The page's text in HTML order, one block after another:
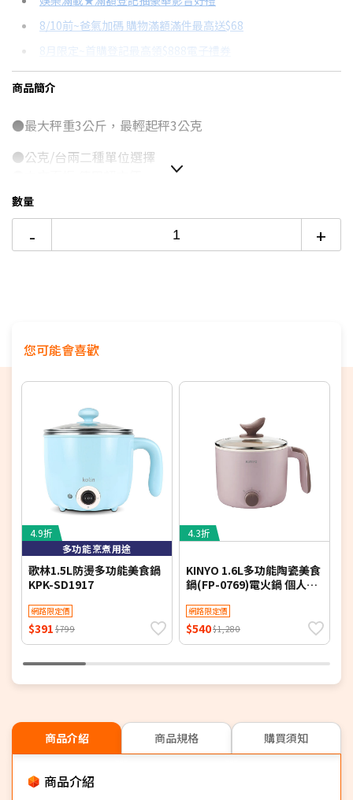
分期數
12期
24期
每期金額
$24
配合銀行/業者
8/10前~爸氣加碼 購物滿額滿件最高送$68
8月限定~首購登記最高領$888電子禮券
台灣大哥大Open Possible聯名卡滿額最高回饋25%
電視降到底破盤
商品簡介
●最大秤重3公斤，最輕起秤3公克
●公克/台兩二種單位選擇
●中文面板 使用超方便
●容器扣重及輕鬆歸零功能
●獨家設計，符合人性
●操作簡單 ，精準耐用
●5分鐘自動關機功能
數量
- +
您可能會喜歡
4.9折
多功能烹煮用途
歌林1.5L防燙多功能美食鍋
KPK-SD1917
網路限定價
$391 $799
4.3折
KINYO 1.6L多功能陶瓷美食
鍋(FP-0769)電火鍋 個人鍋
網路限定價
$540$1,280
商品介紹 商品規格 購買須知
商品介紹